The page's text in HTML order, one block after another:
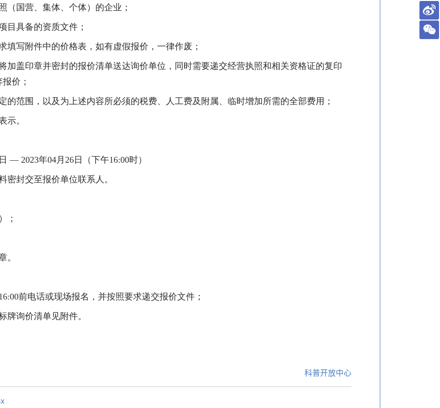
（国营、集体、个体）的企业；
目具备的资质文件；
填写附件中的价格表，如有虚假报价，一律作废；
加盖印章并密封的报价清单送达询价单位，同时需要递交经营执照和相关资格证的复印
价；
的范围，以及为上述内容所必须的税费、人工费及附属、临时增加所需的全部费用；
示。
日 —2023年04 月 26日（下午16:00时）
密封交至报价单位联系人。
；
。
前电话或现场报名，并按照要求递交报价文件；
牌询价清单见附件。
科普开放中心